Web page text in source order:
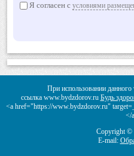
Я согласен с условиями
При использовании данного
ссылка www.bydzdorov.ru Будь
<a href="https://www.bydzdorov.ru"
</
Copyright ©
E-mail: